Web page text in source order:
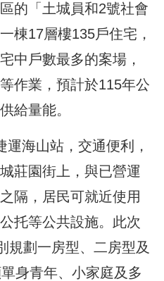
的「土城員和2號社會
棟17層樓135戶住宅，
中戶數最多的案場，
作業，預計於115年公
給量能。
海山站，交通便利，
莊園街上，與已營運
隔，居民可就近使用
托等公共設施。此次
規劃一房型、二房型及
身青年、小家庭及多